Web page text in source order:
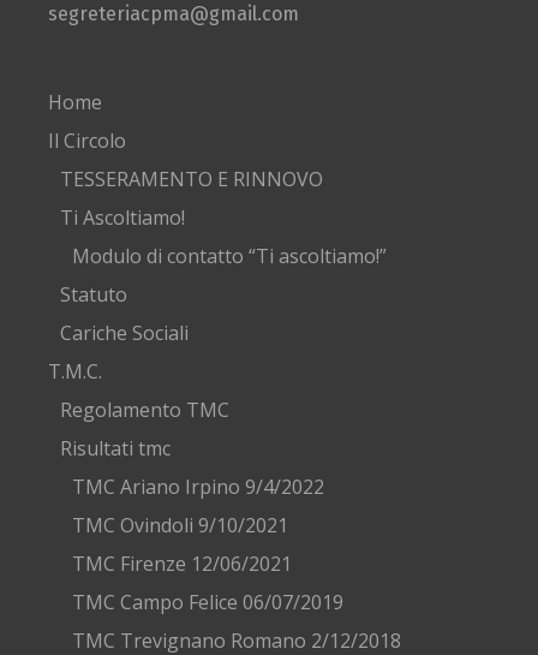
segreteriacpma@gmail.com
Home
Il Circolo
TESSERAMENTO E RINNOVO
Ti Ascoltiamo!
Modulo di contatto “Ti ascoltiamo!”
Statuto
Cariche Sociali
T.M.C.
Regolamento TMC
Risultati tmc
TMC Ariano Irpino 9/4/2022
TMC Ovindoli 9/10/2021
TMC Firenze 12/06/2021
TMC Campo Felice 06/07/2019
TMC Trevignano Romano 2/12/2018